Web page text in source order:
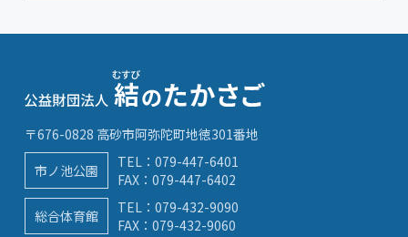
〒676-0828 高砂市阿弥陀町地徳301番地
市ノ池公園
TEL： 079-447-6401
FAX：079-447-6402
総合体育館
TEL： 079-432-9090
FAX：079-432-9060